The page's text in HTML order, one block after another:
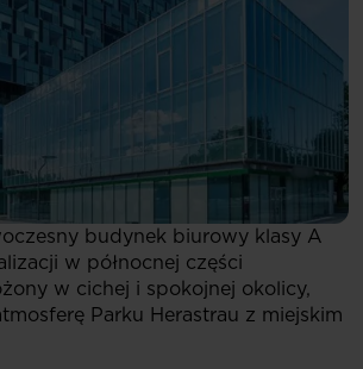
budynek biurowy klasy A
w północnej części
w cichej i spokojnej okolicy,
Parku Herastrau z miejskim